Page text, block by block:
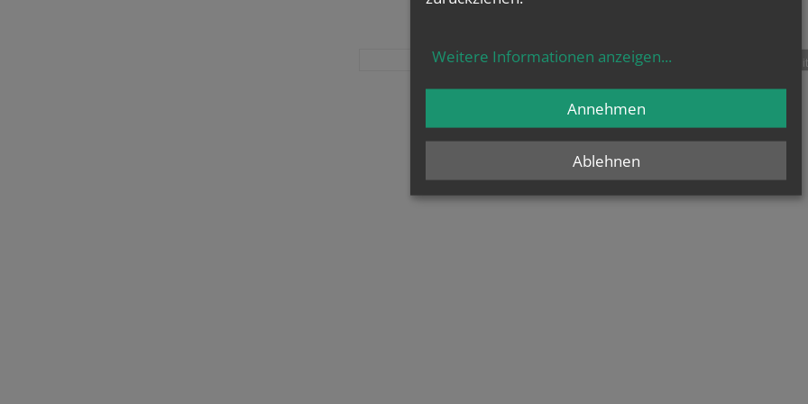
teilen tweet pin it
Weitere Informationen anzeigen...
Ablehnen
Annehmen